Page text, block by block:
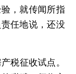
，就传闻所指
任地说，还没
税征收试点。